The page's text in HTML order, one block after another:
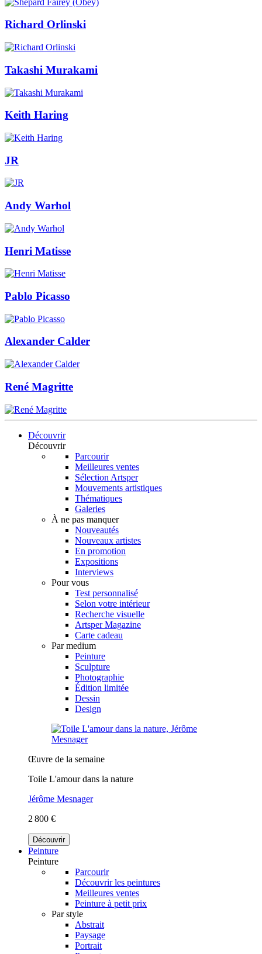
Richard Orlinski
Takashi Murakami
Keith Haring
JR
Andy Warhol
Henri Matisse
Pablo Picasso
Alexander Calder
René Magritte
Découvrir
Découvrir
Parcourir
Meilleures ventes
Sélection Artsper
Mouvements artistiques
Thématiques
Galeries
À ne pas manquer
Nouveautés
Nouveaux artistes
En promotion
Expositions
Interviews
Pour vous
Test personnalisé
Selon votre intérieur
Recherche visuelle
Artsper Magazine
Carte cadeau
Par medium
Peinture
Sculpture
Photographie
Édition limitée
Dessin
Design
Œuvre de la semaine
Toile L'amour dans la nature
Jérôme Mesnager
2 800 €
Découvrir
Peinture
Peinture
Parcourir
Découvrir les peintures
Meilleures ventes
Peinture à petit prix
Par style
Abstrait
Paysage
Portrait